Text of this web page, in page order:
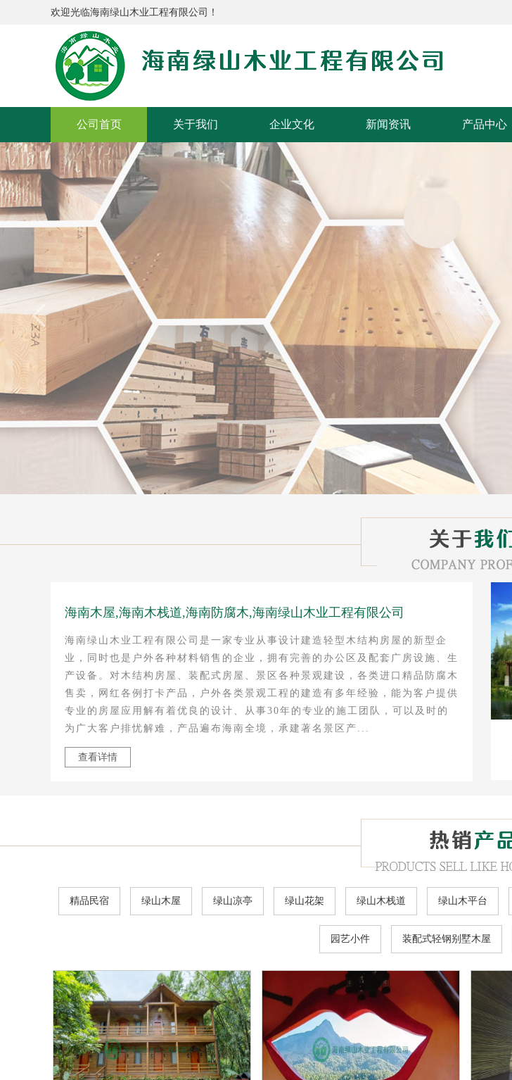
欢迎光临海南绿山木业工程有限公司！
公司首页 关于我们 企业文化 新闻资讯 产品中心
海南木屋,海南木栈道,海南防腐木,海南绿山木业工程有限公司
海南绿山木业工程有限公司是一家专业从事设计建造轻型木结构房屋的新型企
业，同时也是户外各种材料销售的企业，拥有完善的办公区及配套广房设施、生
产设备。对木结构房屋、装配式房屋、景区各种景观建设，各类进口精品防腐木
售卖，网红各例打卡产品，户外各类景观工程的建造有多年经验，能为客户提供
专业的房屋应用解有着优良的设计、从事30年的专业的施工团队，可以及时的
为广大客户排忧解难，产品遍布海南全境，承建著名景区产...
查看详情
精品民宿 绿山木屋 绿山凉亭 绿山花架 绿山木栈道 绿山木平台
园艺小件 装配式轻钢别墅木屋